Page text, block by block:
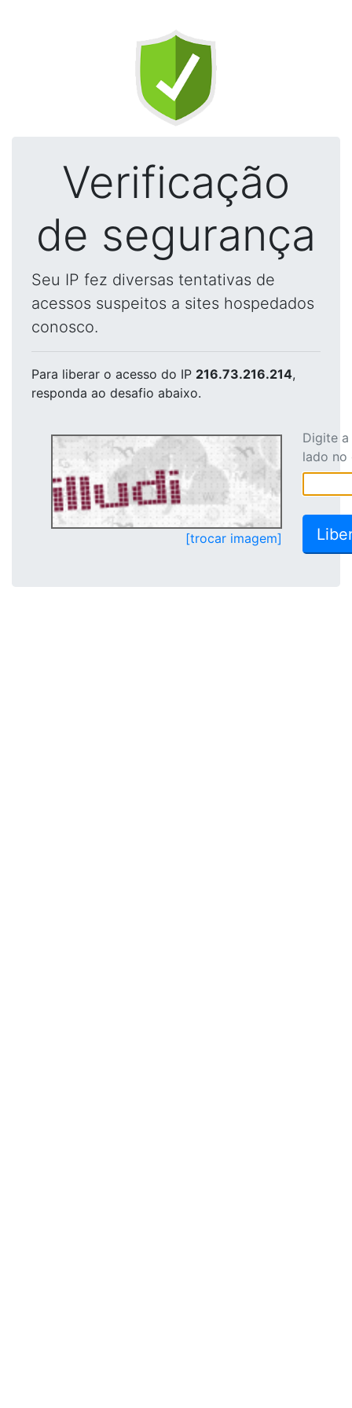
Verificação
de segurança
Seu IP fez diversas tentativas de
acessos suspeitos a sites hospedados
conosco.
Para liberar o acesso do IP 216.73.216.214,
responda ao desafio abaixo.
[trocar imagem]
Digite
lado no